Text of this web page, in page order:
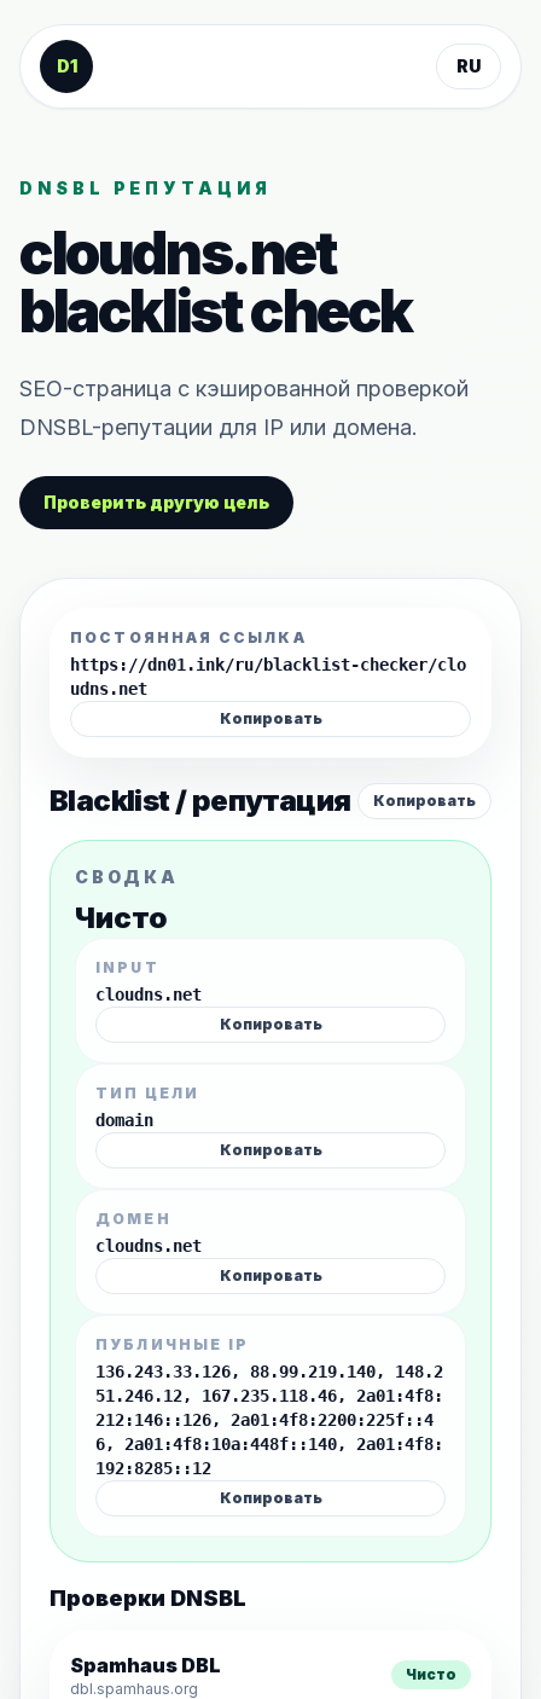
К содержанию
D1
RU
DNSBL РЕПУТАЦИЯ
cloudns.net
blacklist check
SEO-страница с кэшированной проверкой
DNSBL-репутации для IP или домена.
Проверить другую цель
ПОСТОЯННАЯ ССЫЛКА
https://dn01.ink/ru/blacklist-checker/clo
udns.net
Копировать
Blacklist / репутация Копировать
СВОДКА
Чисто
INPUT
cloudns.net
Копировать
ТИП ЦЕЛИ
domain
Копировать
ДОМЕН
cloudns.net
Копировать
ПУБЛИЧНЫЕ IP
136.243.33.126, 88.99.219.140, 148.2
51.246.12, 167.235.118.46, 2a01:4f8:
212:146::126, 2a01:4f8:2200:225f::4
6, 2a01:4f8:10a:448f::140, 2a01:4f8:
192:8285::12
Копировать
Проверки DNSBL
Spamhaus DBL
dbl.spamhaus.org
Чисто